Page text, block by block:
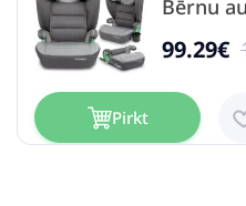
Bērnu
99.29€
Pirkt